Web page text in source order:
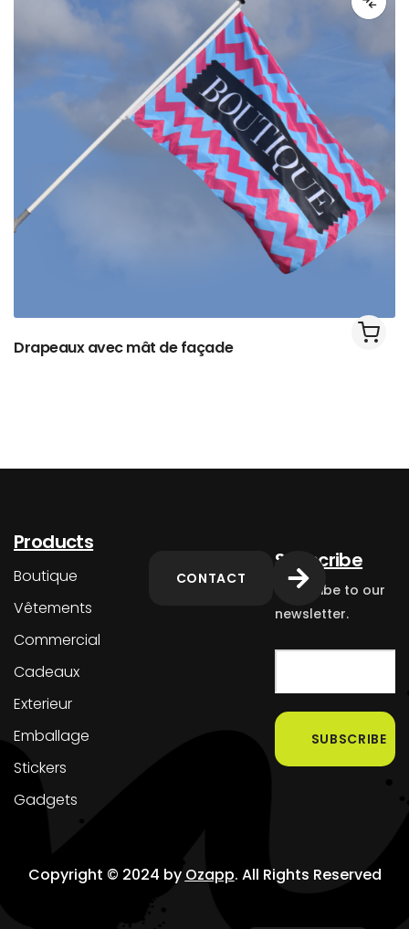
Drapeaux avec mât de façade
Products
Boutique
Vêtements
Commercial
Cadeaux
Exterieur
Emballage
Stickers
Gadgets
CONTACT
Subscribe
Subscribe to our
newsletter.
Copyright © 2024 by Ozapp. All Rights Reserved